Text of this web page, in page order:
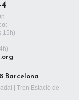
15h)
Barcelona
| Tren Estació de